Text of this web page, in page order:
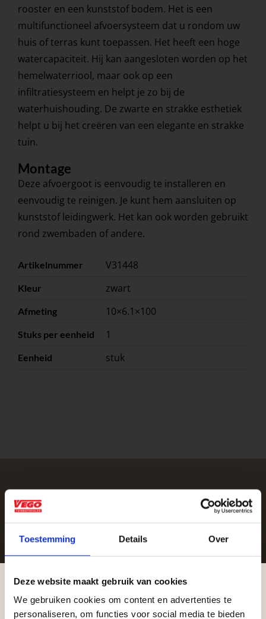
Toestemming Details Over
Deze website maakt gebruik van cookies
We gebruiken cookies om content en advertenties te
personaliseren, om functies voor social media te bieden
rooster en een kunststof bodem. Het is een
multifunctioneel afvoersysteem dat u rondom uw
huis of terras kunt toepassen. Het heeft een hoge
watercapaciteit. Hij kan aangesloten worden op het
hemelwaterriool, maar ook op een
infiltratiesysteem en helpt je zo bij de
waterhuishouding. De zwarte en strakke esthetiek
helpt u bij het creëren van een elegante en strakke
tuin.
Montage
Deze afvoergoot is eenvoudig te installeren en
eenvoudig te reinigen. Je kunt hem aansluiten op
kunststof leidingwerk. Het kan ook worden gebruikt
rond zwembaden of andere.
Artikelnummer V31448
Kleur zwart
Afmeting 10×6.1×100
Stuks per eenheid 1
Eenheid stuk
Zakelijke klant worden
Vego Tuinmaterialen is de meest geschikte partner
voor zakelijke klanten op zoek naar tuin- en
infraproducten. Als professionele leverancier van
tuinmaterialen bieden wij een breed assortiment
zakelijke mogelijkheden.
Aangepaste openingstijden tijdens de